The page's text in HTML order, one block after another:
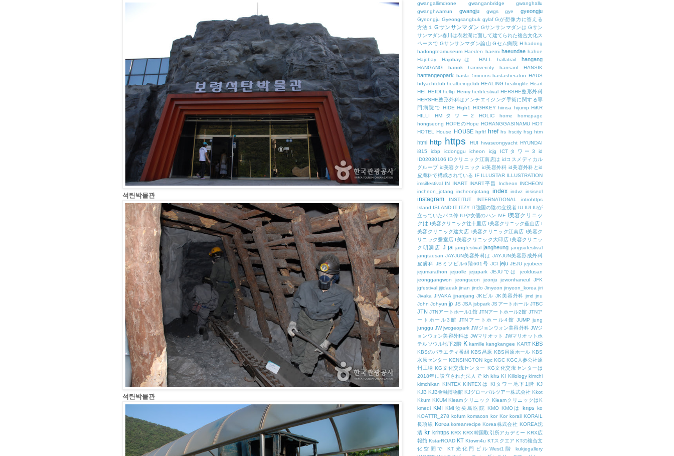
석탄박물관
석탄박물관
gwangallimdrone
gwanganbridge
gwanghallu
gwanghwamun
gwangju gwgs gye gyeongju
Gyeongju Gyeongsangbuk gylaf Gが想像力に答える
方法１
Gサンサンマダン Gサンサンマダンは Gサン
サンマダン春川は衣岩湖に面して建てられた複合文化ス
ペースで Gサンサンマダン論山 Gセム病院 H hadong
hadongteamuseum Haeden haemi haeundae hahoe
Hajobay
Hajobayは HALL hallatrail hangang
HANGANG hanok hanrivercity hansanf HANSIK
hantangeopark hasla_5moons hastasheraton HAUS
hdyachtclub healbeingclub HEALING healinglife Heart
HEI HEIDI hellip Henry herbfestival HERSHE整形外科
HERSHE整形外科はアンチエイジング手術に関する専
門病院で HIDE High1 HIGHKEY hiinsa hijump HiKR
HILLI
HMタワー2 HOLIC home
homepage
hongseong HOPEのHope HORANGGASINAMU HOT
HOTEL
House HOUSE hpftf href hs hscity hsg htm
html http https HUI hwaseongyacht HYUNDAI
i815
icbp icdonggu icheon icjg ICTタワー3
id
ID02030106 IDクリニック江南店は idコスメディカル
グループ id美容クリニック id美容外科 id美容外科とid
皮膚科で構成されている IF ILLUSTAR ILLUSTRATION
imsilfestival IN INART INART平昌 Incheon INCHEON
incheon_jotang
incheonjotang index indvz insiseol
instagram INSTITUT INTERNATIONAL
introhttps
Island ISLAND IT ITZY IT強国の陰の立役者 IU IUI IUが
立っていたバス停 IUや女優のハン IVF I美容クリニッ
クは I美容クリニック往十里店 I美容クリニック釜山店 I
美容クリニック建大店 I美容クリニック江南店 I美容ク
リニック蚕室店 I美容クリニック大邱店 I美容クリニッ
ク明洞店 J ja jangfestival jangheung jangsufestival
jangtaesan JAYJUN美容外科は JAYJUN美容形成外科
皮膚科 JBミソビル6階601号 JCI jeju JEJU jejubeer
jejumarathon
jejuolle jejupark JEJUでは
jeoldusan
jeonggangwon
jeongseon jeonju jewonhaneul
JFK
jgfestival jijidaeak jinan jindo Jinyeon jinyeon_korea jiri
Jivaka JIVAKA jjnanjang JKビル JK美容外科 jmd jnu
John Johyun jp JS JSA jsbpark JSアートホール JTBC
JTN JTNアートホール1館 JTNアートホール2館 JTNア
ートホール3館 JTNアートホール4館 JUMP jung
junggu JW jwcgeopark JWジョンウォン美容外科 JWジ
ョンウォン美容外科は JWマリオット JWマリオットホ
テルソウル地下2階 K kamille kangkangee KART KBS
KBSのバラエティ番組 KBS昌原 KBS昌原ホール KBS
水原センター KENSINGTON kgc KGC KGC人参公社原
州工場 KG文化交流センター KG文化交流センターは
2018年に設立された法人で kh khs KI Killology kimchi
kimchikan KINTEX KINTEXは KIタワー地下1階 KJ
KJB KJB金融博物館 KJグローバルツアー株式会社 Kkot
Kkum KKUM Kleamクリニック KleamクリニックはK
kmedi KMI KMI汝矣島医院 KMO KMOは knps ko
KOATTR_278 kofum komacon kor Kor korail KORAIL
長項線 Korea koreanrecipe Korea株式会社 KOREA沈
清 kr krhttps KRX KRX韓国取引所アカデミー KRX広
報館 KstarROAD KT Ktown4u KTスクエア KTの複合文
化空間で
KT光化門ビルWest1階
kukjegallery